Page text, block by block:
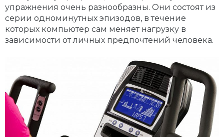
упражнения очень разнообразны. Они состоят из
серии одноминутных эпизодов, в течение
которых компьютер сам меняет нагрузку в
зависимости от личных предпочтений человека.